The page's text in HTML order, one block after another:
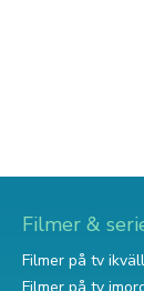
Filmer &
Filmer på tv ikväll